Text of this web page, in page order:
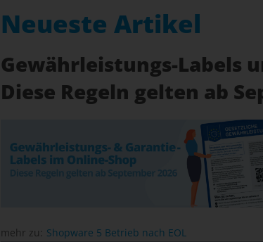
Neueste Artikel
Gewährleistungs-Labels
Diese Regeln gelten ab
mehr zu: Shopware 5 Betrieb nach EOL